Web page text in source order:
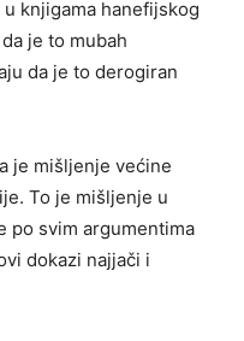
knjigama hanefijskog
je to mubah
da je to derogiran
je mišljenje većine
To je mišljenje u
po svim argumentima
dokazi najjači i